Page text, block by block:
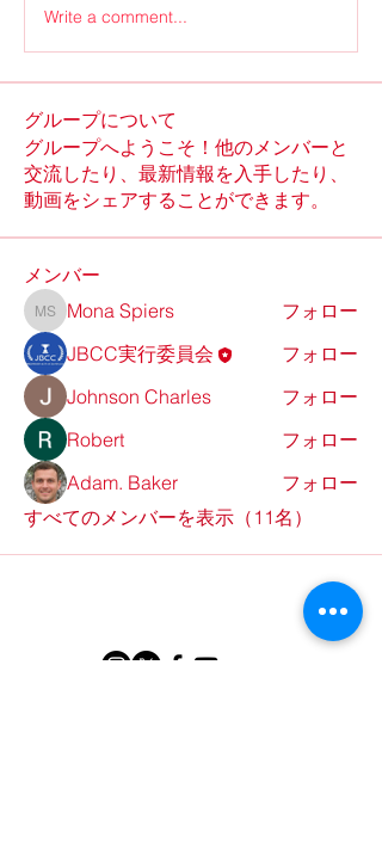
Write a comment...
グループについて
グループへようこそ！他のメンバーと
交流したり、最新情報を入手したり、
動画をシェアすることができます。
メンバー
Mona Spiers
Mona Spiers
フォロー
JBCC実行委員会
フォロー
Johnson Charles
フォロー
Robert
フォロー
Adam. Baker
フォロー
すべてのメンバーを表示（11名）